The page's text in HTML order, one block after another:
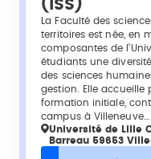
(ISS)
La Faculté des
territoires est née, en
composantes de
étudiants une
des sciences
gestion. Elle accueille
formation initiale,
campus à Villeneuve…
Université de Lille
Barreau 59653